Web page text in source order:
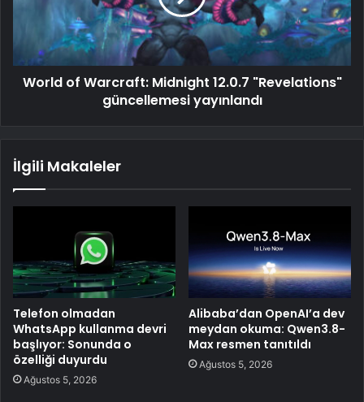
World of Warcraft: Midnight 12.0.7 "Revelations"
güncellemesi yayınlandı
İlgili Makaleler
Telefon olmadan
WhatsApp kullanma devri
başlıyor: Sonunda o
özelliği duyurdu
Ağustos 5, 2026
Alibaba’dan OpenAI’a dev
meydan okuma: Qwen3.8-
Max resmen tanıtıldı
Ağustos 5, 2026